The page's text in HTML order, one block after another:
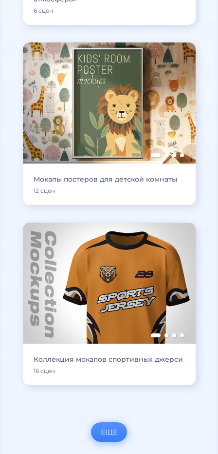
6 сцен
Мокапы постеров для детской комнаты
12 сцен
Коллекция мокапов спортивных джерси
16 сцен
ЕЩЕ